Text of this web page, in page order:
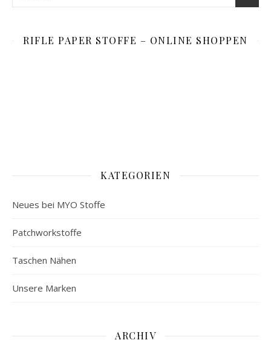
RIFLE PAPER STOFFE – ONLINE SHOPPEN
KATEGORIEN
Neues bei MYO Stoffe
Patchworkstoffe
Taschen Nähen
Unsere Marken
ARCHIV